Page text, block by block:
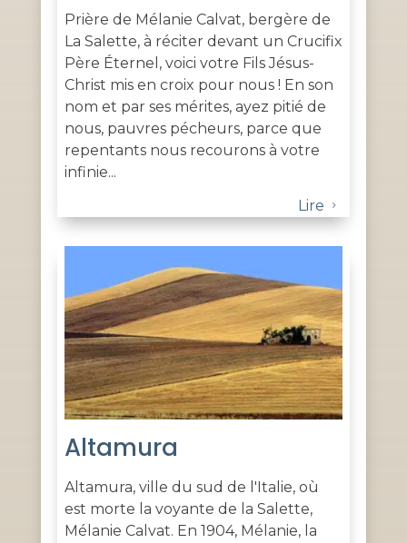
Prière de Mélanie Calvat, bergère de
La Salette, à réciter devant un Crucifix
Père Éternel, voici votre Fils Jésus-
Christ mis en croix pour nous ! En son
nom et par ses mérites, ayez pitié de
nous, pauvres pécheurs, parce que
repentants nous recourons à votre
infinie...
Lire
5
Altamura
Altamura, ville du sud de l'Italie, où
est morte la voyante de la Salette,
Mélanie Calvat. En 1904, Mélanie, la